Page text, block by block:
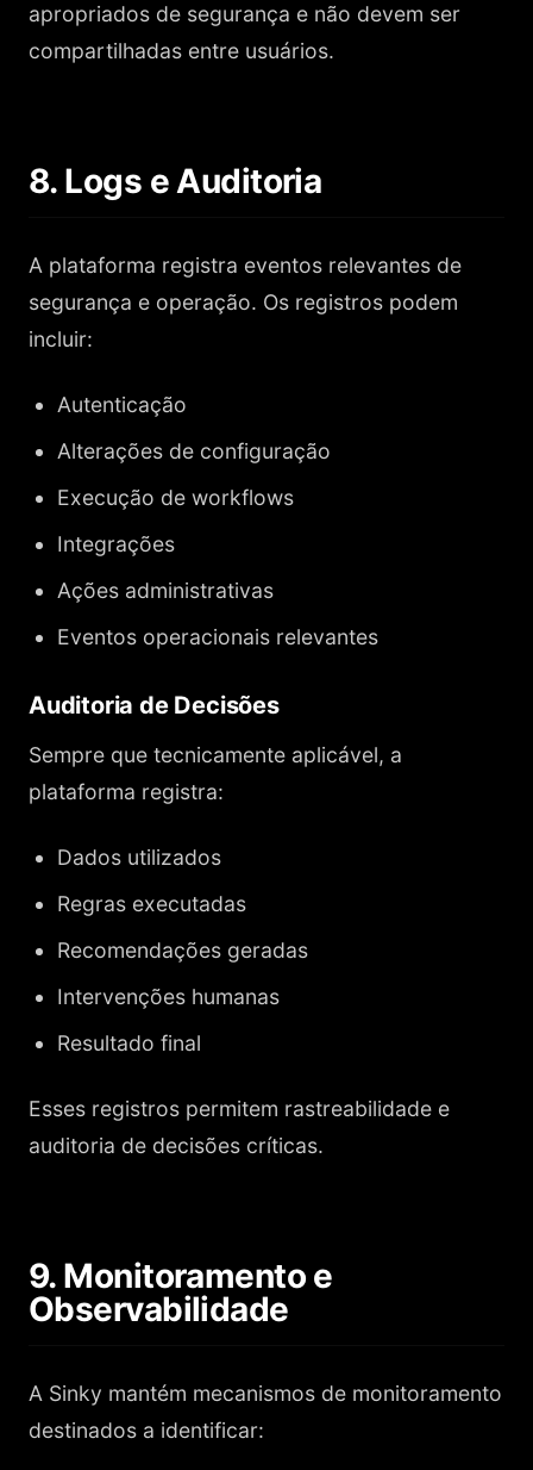
apropriados de segurança e não devem ser
compartilhadas entre usuários.
8. Logs e Auditoria
A plataforma registra eventos relevantes de
segurança e operação. Os registros podem
incluir:
Autenticação
Alterações de configuração
Execução de workflows
Integrações
Ações administrativas
Eventos operacionais relevantes
Auditoria de Decisões
Sempre que tecnicamente aplicável, a
plataforma registra:
Dados utilizados
Regras executadas
Recomendações geradas
Intervenções humanas
Resultado final
Esses registros permitem rastreabilidade e
auditoria de decisões críticas.
9. Monitoramento e
Observabilidade
A Sinky mantém mecanismos de monitoramento
destinados a identificar: